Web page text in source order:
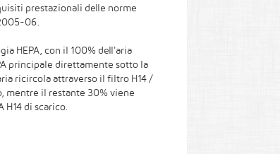
prestazionali delle norme
06.
HEPA, con il 100% dell'aria
principale direttamente sotto la
ricircola attraverso il filtro H14 /
mentre il restante 30% viene
H14 di scarico.